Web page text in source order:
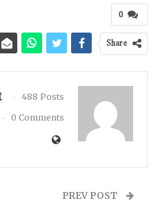
0
Share
488 Posts
0 Comments